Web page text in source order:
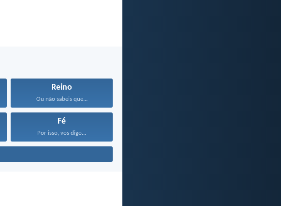
Reino
Ou não sabeis que...
Fé
Por isso, vos digo...